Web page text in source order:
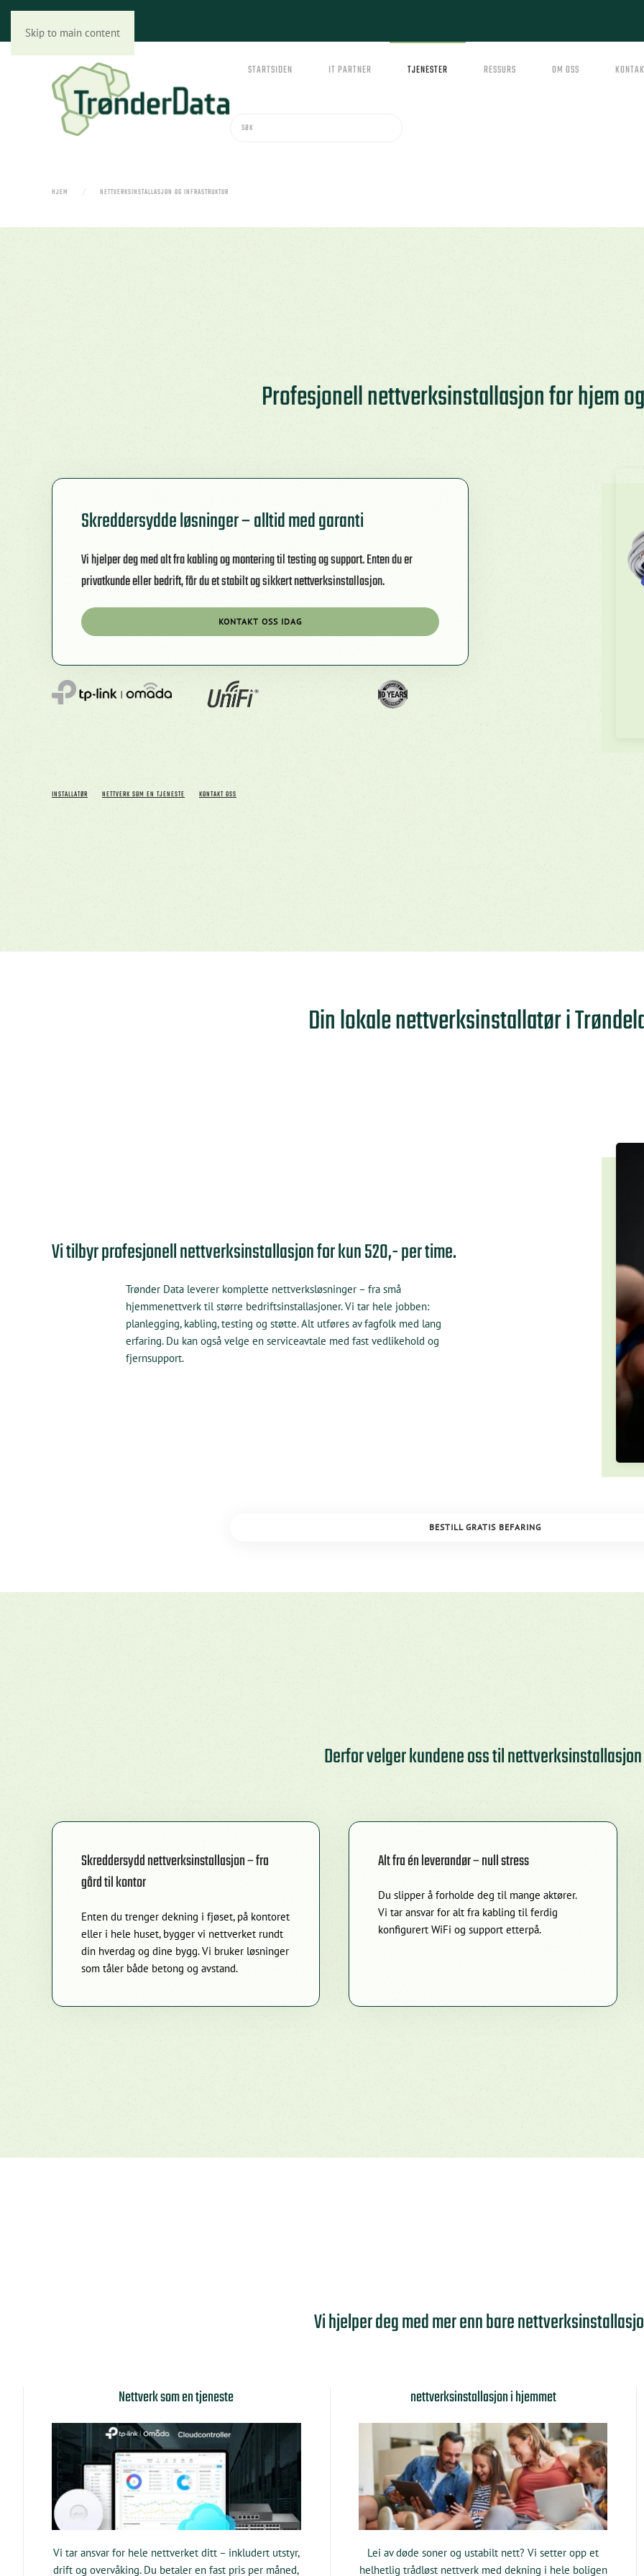
Skip to main content
STARTSIDEN IT PARTNER TJENESTER RESSURS OM OSS
HJEM NETTVERKSINSTALLASJON OG INFRASTRUKTUR
Profesjonell nettverksinstallasjon for hjem
Skreddersydde løsninger – alltid med garanti
Vi hjelper deg med alt fra kabling og montering til testing og support. Enten du er
privatkunde eller bedrift, får du et stabilt og sikkert nettverksinstallasjon.
KONTAKT OSS IDAG
INSTALLATØR NETTVERK SOM EN TJENESTE KONTAKT OSS
Din lokale nettverksinstallatør i
Vi tilbyr profesjonell nettverksinstallasjon for kun 520,- per time.
Trønder Data leverer komplette nettverksløsninger – fra små
hjemmenettverk til større bedriftsinstallasjoner. Vi tar hele jobben:
planlegging, kabling, testing og støtte. Alt utføres av fagfolk med lang
erfaring. Du kan også velge en serviceavtale med fast vedlikehold og
fjernsupport.
BESTILL GRATIS BEFARING
Derfor velger kundene oss til nettverksinstallasjon
Skreddersydd nettverksinstallasjon – fra
gård til kontor
Enten du trenger dekning i fjøset, på kontoret
eller i hele huset, bygger vi nettverket rundt
din hverdag og dine bygg. Vi bruker løsninger
som tåler både betong og avstand.
Alt fra én leverandør – null stress
Du slipper å forholde deg til mange aktører.
Vi tar ansvar for alt fra kabling til ferdig
konfigurert WiFi og support etterpå.
Vi hjelper deg med mer enn bare
Nettverk som en tjeneste
Vi tar ansvar for hele nettverket ditt – inkludert utstyr,
drift og overvåking. Du betaler en fast pris per måned,
nettverksinstallasjon i hjemmet
Lei av døde soner og ustabilt nett? Vi setter opp et
helhetlig trådløst nettverk med dekning i hele boligen